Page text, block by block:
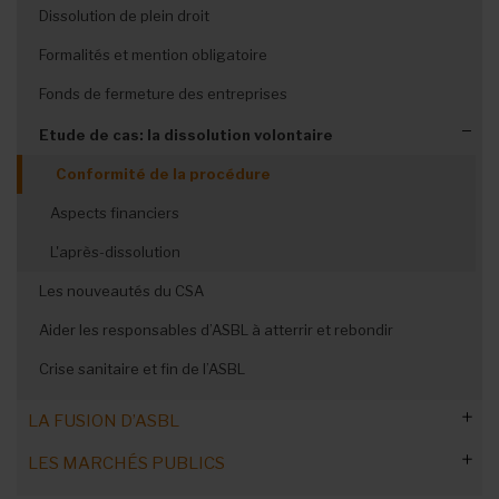
Sous-traitant, destinataire, tiers
Droits des titulaires
Analyse d'impact (AIPD)
ASBL et Tribunal de l'entreprise
Conservation des documents
Enfance : casier judiciaire
Droit d’auteur : Bizili by Reprobel
Connaissances de gestion de base
Organisations de jeunesse : obligations
Certificat PEB et ASBL
PEB : les obligations des ASBL
Les primes Energie
Mettre fin à une ASBL fantôme
Dissolution de plein droit
Formalités et mention obligatoire
Fonds de fermeture des entreprises
Etude de cas: la dissolution volontaire
Conformité de la procédure
Aspects financiers
L'après-dissolution
Les nouveautés du CSA
Aider les responsables d’ASBL à atterrir et rebondir
Crise sanitaire et fin de l’ASBL
LA FUSION D’ASBL
Les étapes clés de la procédure
LES MARCHÉS PUBLICS